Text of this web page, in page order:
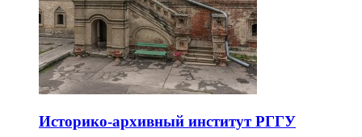
Историко-архивный институт РГГУ